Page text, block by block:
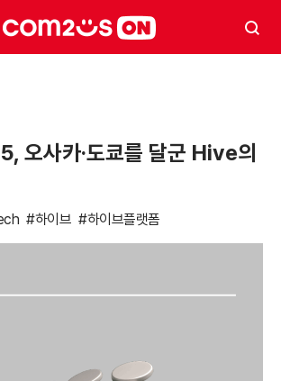
오사카·도쿄를 달군 Hive의
#하이브 #하이브플랫폼